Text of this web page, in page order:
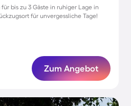
bis zu 3 Gäste in ruhiger Lage in
für unvergessliche Tage!
Zum Angebot